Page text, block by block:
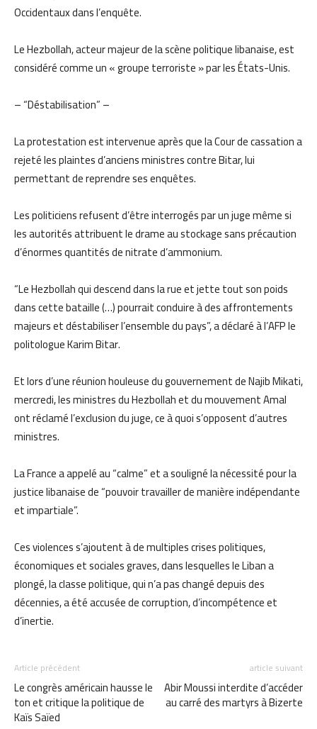
Occidentaux dans l’enquête.
Le Hezbollah, acteur majeur de la scène politique libanaise, est
considéré comme un « groupe terroriste » par les États-Unis.
– “Déstabilisation” –
La protestation est intervenue après que la Cour de cassation a
rejeté les plaintes d’anciens ministres contre Bitar, lui
permettant de reprendre ses enquêtes.
Les politiciens refusent d’être interrogés par un juge même si
les autorités attribuent le drame au stockage sans précaution
d’énormes quantités de nitrate d’ammonium.
“Le Hezbollah qui descend dans la rue et jette tout son poids
dans cette bataille (…) pourrait conduire à des affrontements
majeurs et déstabiliser l’ensemble du pays”, a déclaré à l’AFP le
politologue Karim Bitar.
Et lors d’une réunion houleuse du gouvernement de Najib Mikati,
mercredi, les ministres du Hezbollah et du mouvement Amal
ont réclamé l’exclusion du juge, ce à quoi s’opposent d’autres
ministres.
La France a appelé au “calme” et a souligné la nécessité pour la
justice libanaise de “pouvoir travailler de manière indépendante
et impartiale”.
Ces violences s’ajoutent à de multiples crises politiques,
économiques et sociales graves, dans lesquelles le Liban a
plongé, la classe politique, qui n’a pas changé depuis des
décennies, a été accusée de corruption, d’incompétence et
d’inertie.
Article précédent
Le congrès américain hausse le
ton et critique la politique de
Kaïs Saïed
article suivant
Abir Moussi interdite d’accéder
au carré des martyrs à Bizerte